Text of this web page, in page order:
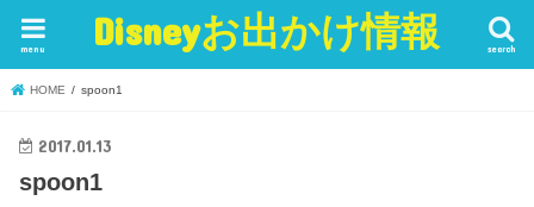
Disneyお出かけ情報 search
menu
HOME spoon1
2017.01.13
spoon1